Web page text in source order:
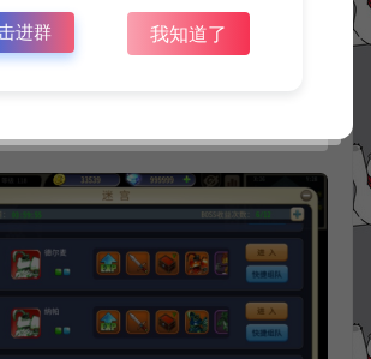
进群 我知道了